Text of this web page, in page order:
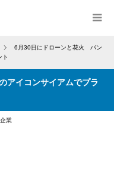
6月30日にドローンと花火 バン
ト
アイコンサイアムでプラ
業